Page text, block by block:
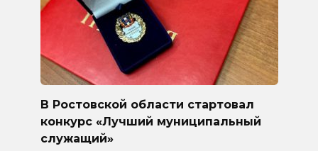
В Ростовской области стартовал
конкурс «Лучший муниципальный
служащий»